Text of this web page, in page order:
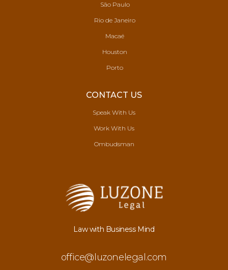
São Paulo
Rio de Janeiro
Macaé
Houston
Porto
CONTACT US
Speak With Us
Work With Us
Ombudsman
Law with Business Mind
office@luzonelegal.com